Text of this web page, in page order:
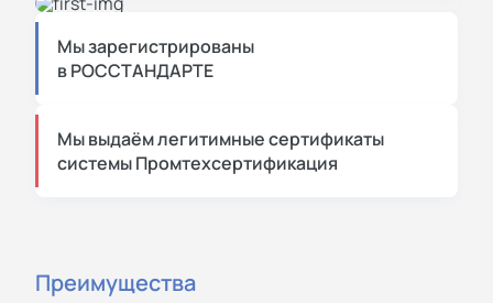
Мы зарегистрированы
в РОССТАНДАРТЕ
Мы выдаём легитимные сертификаты
системы Промтехсертификация
Преимущества